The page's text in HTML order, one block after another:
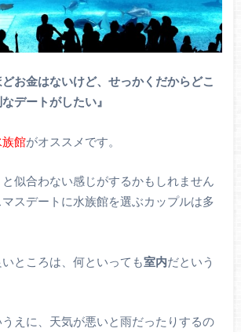
どお金はないけど、せっかくだからどこ
デートがしたい』
族館がオススメです。
似合わない感じがするかもしれません
スデートに水族館を選ぶカップルは多
ところは、何といっても室内だという
えに、天気が悪いと雨だったりするの